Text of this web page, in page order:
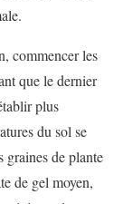
commencer les
que le dernier
plus
du sol se
graines de plante
de gel moyen,